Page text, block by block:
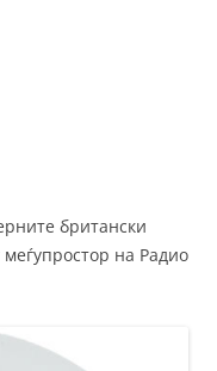
британски
на Радио